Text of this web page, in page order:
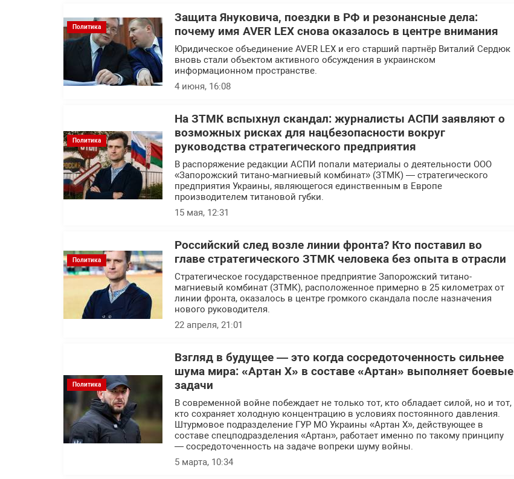
Политика
Защита Януковича, поездки в РФ и резонансные дела:
почему имя AVER LEX снова оказалось в центре внимания
Юридическое объединение AVER LEX и его старший партнёр Виталий Сердюк
вновь стали объектом активного обсуждения в украинском
информационном пространстве.
4 июня, 16:08
Политика
На ЗТМК вспыхнул скандал: журналисты АСПИ заявляют о
возможных рисках для нацбезопасности вокруг
руководства стратегического предприятия
В распоряжение редакции АСПИ попали материалы о деятельности ООО
«Запорожский титано-магниевый комбинат» (ЗТМК) — стратегического
предприятия Украины, являющегося единственным в Европе
производителем титановой губки.
15 мая, 12:31
Политика
Российский след возле линии фронта? Кто поставил во
главе стратегического ЗТМК человека без опыта в отрасли
Стратегическое государственное предприятие Запорожский титано-
магниевый комбинат (ЗТМК), расположенное примерно в 25 километрах от
линии фронта, оказалось в центре громкого скандала после назначения
нового руководителя.
22 апреля, 21:01
Политика
Взгляд в будущее — это когда сосредоточенность сильнее
шума мира: «Артан Х» в составе «Артан» выполняет боевые
задачи
В современной войне побеждает не только тот, кто обладает силой, но и тот,
кто сохраняет холодную концентрацию в условиях постоянного давления.
Штурмовое подразделение ГУР МО Украины «Артан Х», действующее в
составе спецподразделения «Артан», работает именно по такому принципу
— сосредоточенность на задаче вопреки шуму войны.
5 марта, 10:34